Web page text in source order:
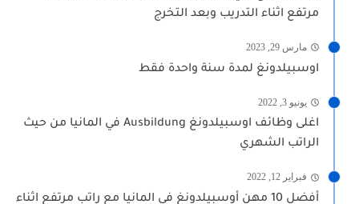
مرتفع اثناء التدريب وبعد التخرج
مارس 29, 2023
اوسبيلدونغ لمدة سنة واحدة فقط
يونيو 3, 2022
اغلى وظائف اوسبيلدونغ Ausbildung في المانيا من حيث
الراتب الشهري
فبراير 12, 2022
أفضل 10 مهن أوسبيلدونغ في المانيا مع راتب مرتفع اثناء